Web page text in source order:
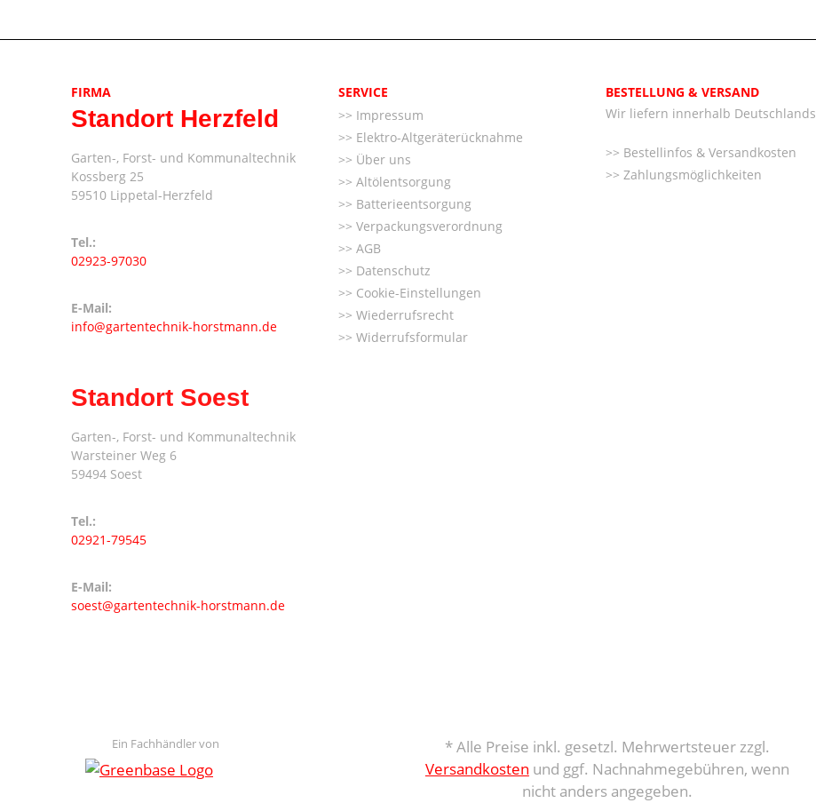
FIRMA
Standort Herzfeld
Garten-, Forst- und Kommunaltechnik
Kossberg 25
59510 Lippetal-Herzfeld
Tel.:
02923-97030
E-Mail:
info@gartentechnik-horstmann.de
Standort Soest
Garten-, Forst- und Kommunaltechnik
Warsteiner Weg 6
59494 Soest
Tel.:
02921-79545
E-Mail:
soest@gartentechnik-horstmann.de
SERVICE
Impressum
Elektro-Altgeräterücknahme
Über uns
Altölentsorgung
Batterieentsorgung
Verpackungsverordnung
AGB
Datenschutz
Cookie-Einstellungen
Wiederrufsrecht
Widerrufsformular
BESTELLUNG & VERSAND
Wir liefern innerhalb Deutschlands
Bestellinfos & Versandkosten
Zahlungsmöglichkeiten
Ein Fachhändler von
* Alle Preise inkl. gesetzl. Mehrwertsteuer zzgl.
Versandkosten und ggf. Nachnahmegebühren, wenn
nicht anders angegeben.